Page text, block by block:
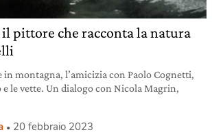
pittore che racconta la natura
in montagna, l’amicizia con Paolo Cognetti,
e le vette. Un dialogo con Nicola Magrin,
20 febbraio 2023